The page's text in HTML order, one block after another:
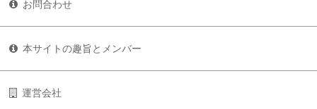
お問合わせ
本サイトの趣旨とメンバー
運営会社